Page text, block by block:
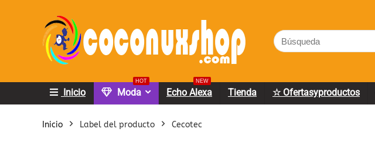
Search
for:
Inicio
HOT
Moda
NEW
Echo Alexa Tienda ☆ Ofertasyproductos
Inicio Label del producto Cecotec